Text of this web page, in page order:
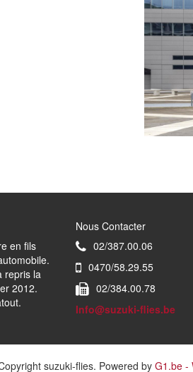
en fils
repris la
2012.
Nous Contacter
02/387.00.06
0470/58.29.55
02/384.00.78
Info@suzuki-flies.be
suzuki-flies. Powered by G1.be -